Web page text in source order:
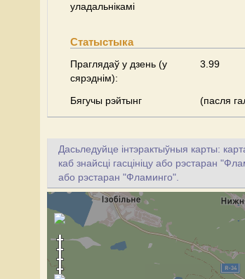
уладальнікамі
Статыстыка
Праглядаў у дзень (у
сярэднім):
3.99
Бягучы рэйтынг (пасля
Дасьледуйце інтэрактыўныя карты:
каб знайсці гасцініцу або рэстаран
або рэстаран "Фламинго".